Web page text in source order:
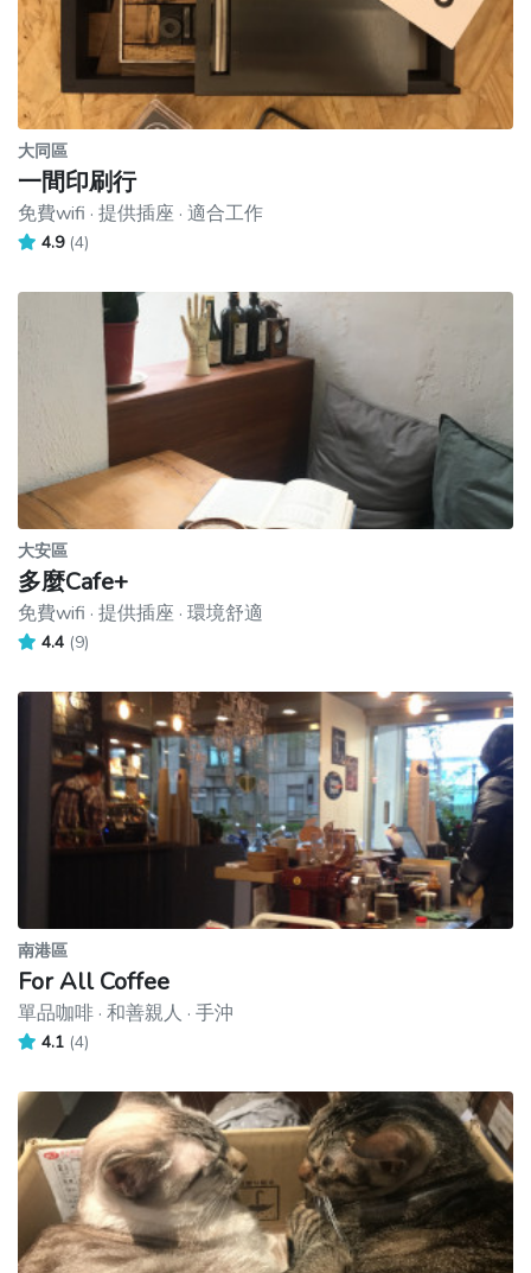
大同區
一間印刷行
免費wifi · 提供插座 · 適合工作
4.9 (4)
大安區
多麼Cafe+
免費wifi · 提供插座 · 環境舒適
4.4 (9)
南港區
For All Coffee
單品咖啡 · 和善親人 · 手沖
4.1 (4)